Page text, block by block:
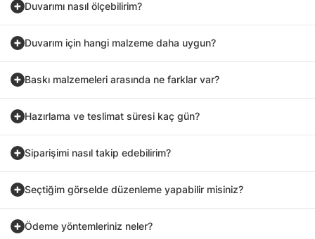
Duvarımı nasıl ölçebilirim?
Duvarım için hangi malzeme daha uygun?
Baskı malzemeleri arasında ne farklar var?
Hazırlama ve teslimat süresi kaç gün?
Siparişimi nasıl takip edebilirim?
Seçtiğim görselde düzenleme yapabilir misiniz?
Ödeme yöntemleriniz neler?